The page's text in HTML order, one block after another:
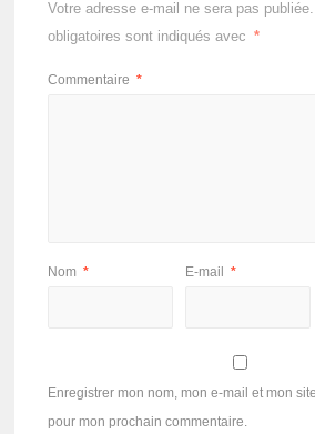
Votre adresse e-mail ne sera pas publiée.
obligatoires sont indiqués avec
*
Commentaire *
Nom * E-mail *
Enregistrer mon nom, mon e-mail et mon
pour mon prochain commentaire.